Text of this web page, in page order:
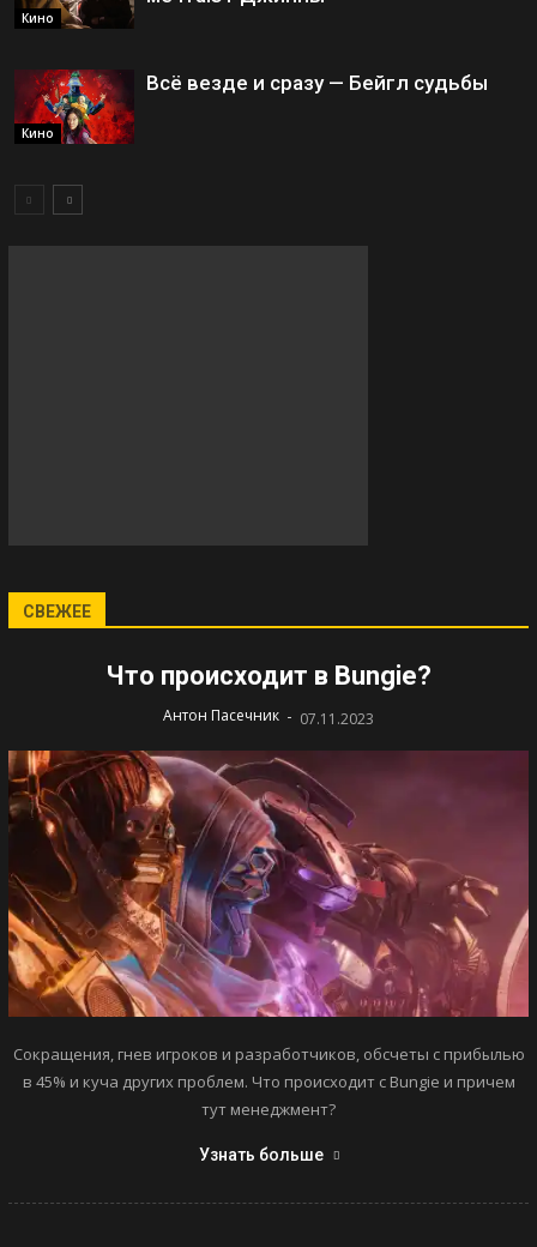
Кино
Кино
Всё везде и сразу — Бейгл судьбы
СВЕЖЕЕ
Что происходит в Bungie?
Антон Пасечник - 07.11.2023
Сокращения, гнев игроков и разработчиков, обсчеты с прибылью
в 45% и куча других проблем. Что происходит с Bungie и причем
тут менеджмент?
Узнать больше